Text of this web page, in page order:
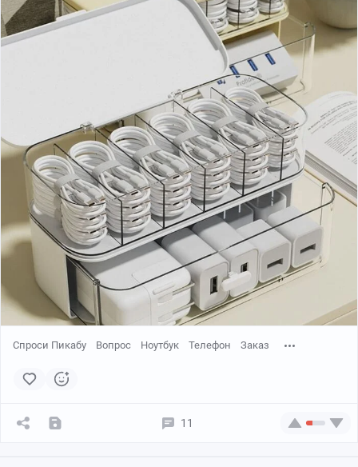
Спроси Пикабу Вопрос Ноутбук Телефон Заказ
11